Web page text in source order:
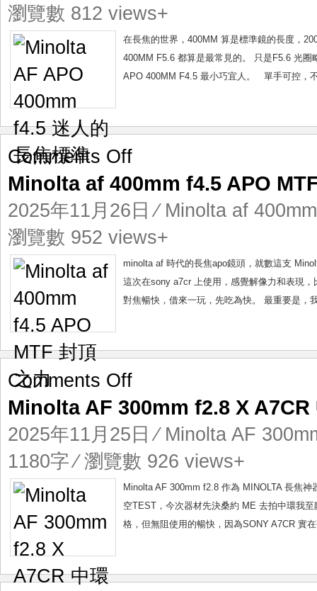
迷
人
焦
瀏覽數 812 views+
在長焦的世界，400MM 算是標準鏡的長度，
400MM F5.6 都算是最常見的。 只是F5.6 光
APO 400MM F4.5 最小巧宜人。 單手可控，
Comments Offon
af
f4.5
MTF
封
頂
力
Minolta af 400mm f4.5 APO
2025年11月26日 ⁄ Minolta af
瀏覽數 952 views+
minolta af 時代的長焦apo鏡頭，就數這支
這次在sony a7cr 上使用，感覺解像力和表現
對焦暢快，借來一玩，先吃為快。 最重要是，
Comments Offon
AF
f2.8
X
A7CR
中
咁
Minolta AF 300mm f2.8 X A7CR
2025年11月25日 ⁄ Minolta AF
1180字 ⁄ 瀏覽數 926 views+
Minolta AF 300mm f2.8 作為 MINOLTA 長焦
空TEST，今次器材先決桑約 ME 去拍中環我
格，但無阻使用的暢快，因為SONY A7CR 實